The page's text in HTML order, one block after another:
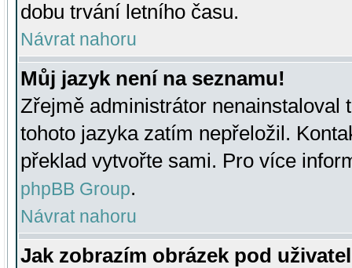
dobu trvání letního času.
Návrat nahoru
Můj jazyk není na seznamu!
Zřejmě administrátor nenainstaloval
tohoto jazyka zatím nepřeložil.
překlad vytvořte sami. Pro více
phpBB Group.
Návrat nahoru
Jak zobrazím obrázek pod